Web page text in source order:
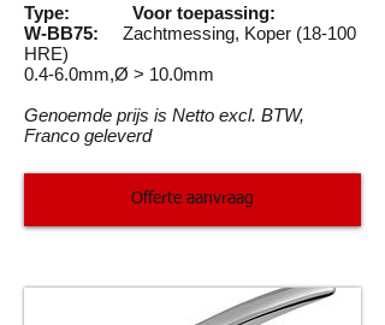
Type: Voor toepassing:
W-BB75: Zachtmessing, Koper (18-100
HRE)
0.4-6.0mm,Ø > 10.0mm
Genoemde prijs is Netto excl. BTW,
Franco geleverd
Offerte aanvraag